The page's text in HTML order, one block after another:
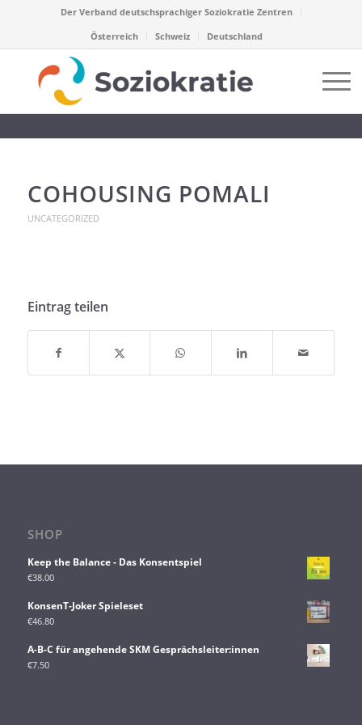
Der Verband deutschsprachiger Soziokratie Zentren
Österreich
Schweiz Deutschland
COHOUSING POMALI
UNCATEGORIZED
Eintrag teilen
SHOP
Keep the Balance - Das Konsentspiel
€38.00
KonsenT-Joker Spieleset
€46.80
A-B-C für angehende SKM Gesprächsleiter:innen
€7.50